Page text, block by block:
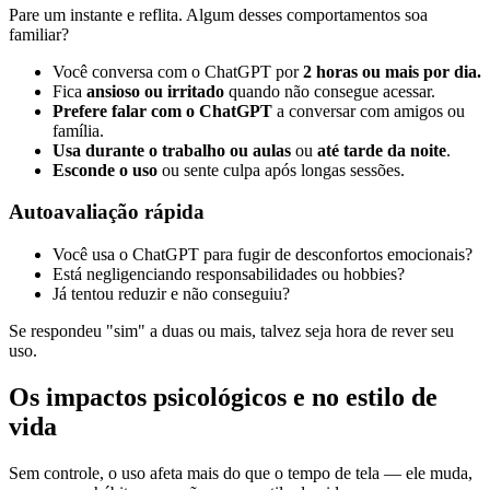
Pare um instante e reflita. Algum desses comportamentos soa
familiar?
Você conversa com o ChatGPT por2 horas ou mais por dia.
Fica ansioso ou irritado quando não consegue acessar.
Prefere falar com o ChatGPT a conversar com amigos ou
família.
Usa durante o trabalho ou aulas ou até tarde da noite.
Esconde o uso ou sente culpa após longas sessões.
Autoavaliação rápida
Você usa o ChatGPT para fugir de desconfortos emocionais?
Está negligenciando responsabilidades ou hobbies?
Já tentou reduzir e não conseguiu?
Se respondeu "sim" a duas ou mais, talvez seja hora de rever seu
uso.
Os impactos psicológicos e no estilo de
vida
Sem controle, o uso afeta mais do que o tempo de tela — ele muda,